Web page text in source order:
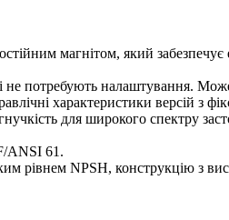
магнітом, який забезпечує
не потребують налаштування.
характеристики версій з
для широкого спектру
ANSI 61.
рівнем NPSH, конструкцію з